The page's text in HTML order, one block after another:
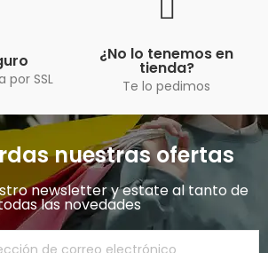
por SSL
¿No lo tenemos en
tienda?
Te lo pedimos
nuestras ofertas
newsletter y estate al tanto de
las novedades​